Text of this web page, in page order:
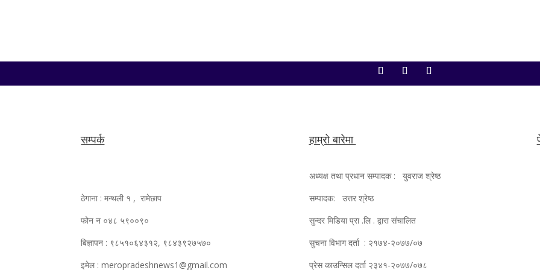
सम्पर्क
ठेगाना : मन्थली १ , रामेछाप
फोन न ०४८ ५९००९०
बिज्ञापन : ९८५१०६४३१२, ९८४३९२७५७०
इमेल : meropradeshnews1@gmail.com
हाम्रो बारेमा
अध्यक्ष तथा प्रधान सम्पादक : युवराज श्रेष्ठ
सम्पादक: उत्तर श्रेष्ठ
सुन्दर मिडिया प्रा .लि . द्वारा संचालित
सुचना विभाग दर्ता : २१७४-२०७७/०७
प्रेस काउन्सिल दर्ता २३४१-२०७७/०७८